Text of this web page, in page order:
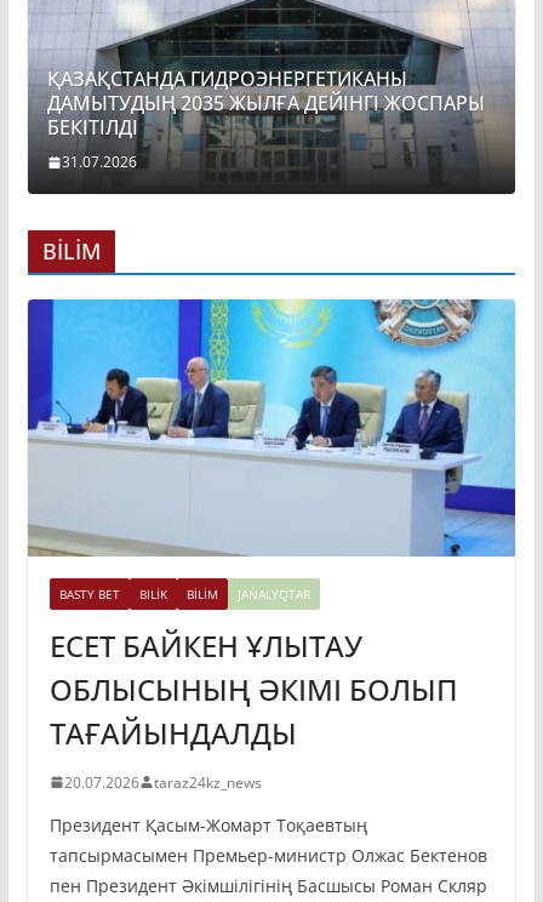
ҚАЗАҚСТАНДА ГИДРОЭНЕРГЕТИКАНЫ
ДАМЫТУДЫҢ 2035 ЖЫЛҒА ДЕЙІНГІ ЖОСПАРЫ
БЕКІТІЛДІ
31.07.2026
BİLİM
BASTY BET BILİK BİLİM JAŃALYQTAR
ЕСЕТ БАЙКЕН ҰЛЫТАУ
ОБЛЫСЫНЫҢ ӘКІМІ БОЛЫП
ТАҒАЙЫНДАЛДЫ
20.07.2026 taraz24kz_news
Президент Қасым-Жомарт Тоқаевтың
тапсырмасымен Премьер-министр Олжас Бектенов
пен Президент Әкімшілігінің Басшысы Роман Скляр